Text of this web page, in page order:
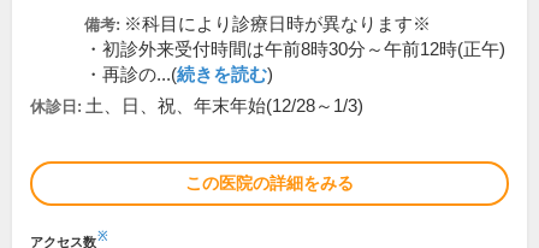
備考: ※科目により診療日時が異なります※
・初診外来受付時間は午前8時30分～午前12時(正午)
・再診の...(続きを読む)
休診日: 土、日、祝、年末年始(12/28～1/3)
この医院の詳細をみる
アクセス数※